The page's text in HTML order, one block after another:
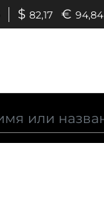
$ 82,17 € 94,84